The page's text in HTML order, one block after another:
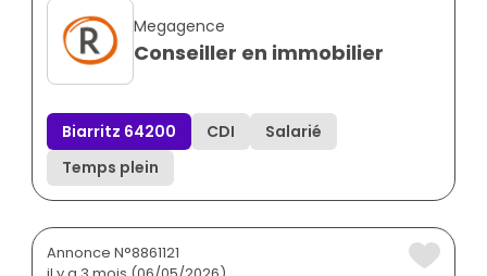
Megagence
Conseiller en immobilier
Biarritz 64200 CDI
Salarié
Temps plein
Annonce N°8861121